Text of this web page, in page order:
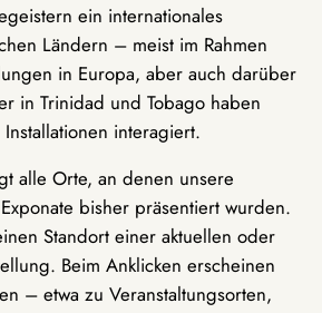
ein internationales
Ländern – meist im Rahmen
in Europa, aber auch darüber
in Trinidad und Tobago haben
interagiert.
alle Orte, an denen unsere
bisher präsentiert wurden.
Standort einer aktuellen oder
Beim Anklicken erscheinen
– etwa zu Veranstaltungsorten,